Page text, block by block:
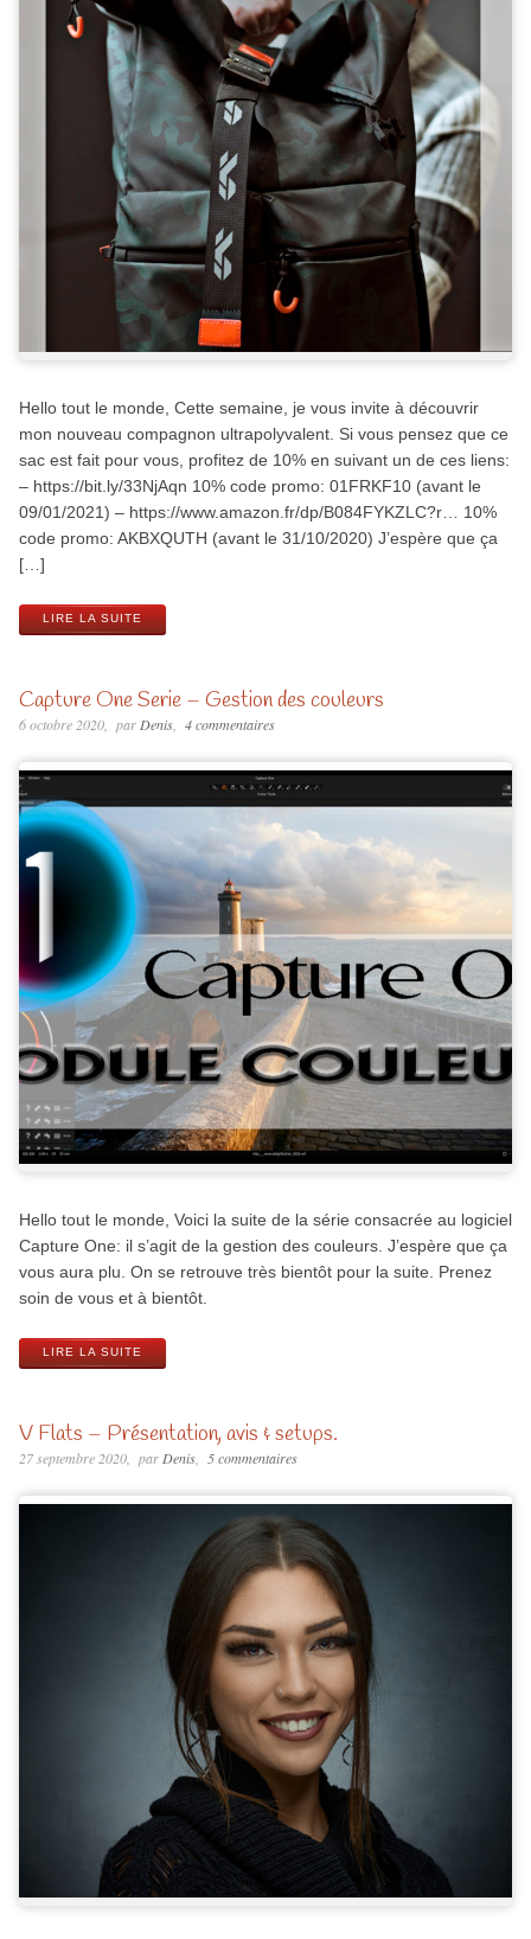
Hello tout le monde, Cette semaine, je vous invite à découvrir
mon nouveau compagnon ultrapolyvalent. Si vous pensez que ce
sac est fait pour vous, profitez de 10% en suivant un de ces liens:
– https://bit.ly/33NjAqn 10% code promo: 01FRKF10 (avant le
09/01/2021) – https://www.amazon.fr/dp/B084FYKZLC?r… 10%
code promo: AKBXQUTH (avant le 31/10/2020) J’espère que ça
[…]
LIRE LA SUITE
Capture One Serie – Gestion des couleurs
6 octobre 2020 par Denis 4 commentaires
Hello tout le monde, Voici la suite de la série consacrée au logiciel
Capture One: il s’agit de la gestion des couleurs. J’espère que ça
vous aura plu. On se retrouve très bientôt pour la suite. Prenez
soin de vous et à bientôt.
LIRE LA SUITE
V Flats – Présentation, avis & setups.
27 septembre 2020 par Denis 5 commentaires